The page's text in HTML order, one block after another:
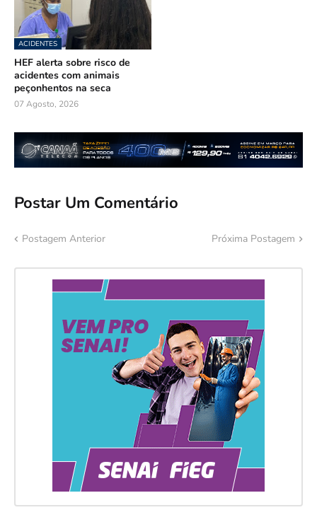
ACIDENTES
HEF alerta sobre risco de
acidentes com animais
peçonhentos na seca
07 Agosto, 2026
Postar Um Comentário
Postagem Anterior Próxima Postagem